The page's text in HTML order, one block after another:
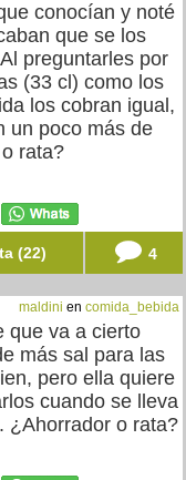
conocían y noté
que se los
preguntarles por
(33 cl) como los
los cobran igual,
un poco más de
rata?
(22) 4
maldini en comida_bebida
que va a cierto
más sal para las
pero ella quiere
cuando se lleva
¿Ahorrador o rata?